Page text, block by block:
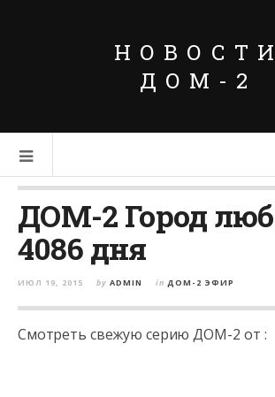
НОВОСТИ
ДОМ-2
ДОМ-2 Город
4086 дня
ИЮЛ 19, 2015 by ADMIN in ДОМ-2 ЭФИР
Смотреть свежую серию ДОМ-2 от :